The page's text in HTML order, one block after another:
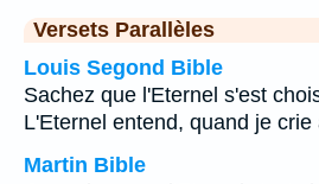
Versets Parallèles
Louis Segond Bible
Sachez que l'Eternel s'est
L'Eternel entend, quand je crie
Martin Bible